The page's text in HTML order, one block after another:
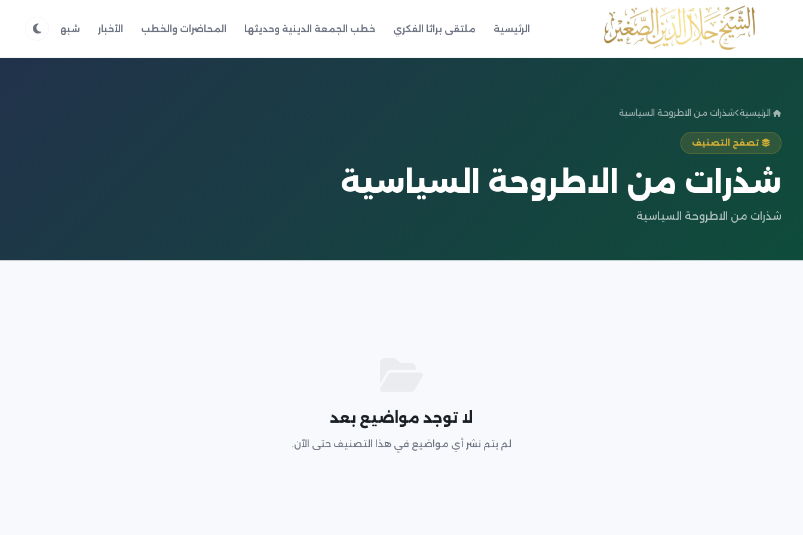
الرئيسية ملتقى براثا الفكري خطب الجمعة الدينية وحديثها المحاضرات والخطب الأخبار شبهات وردود
الرئيسية شذرات من الاطروحة السياسية
تصفح التصنيف
شذرات من الاطروحة السياسية
شذرات من الاطروحة السياسية
لا توجد مواضيع بعد
لم يتم نشر أي مواضيع في هذا التصنيف حتى الآن.